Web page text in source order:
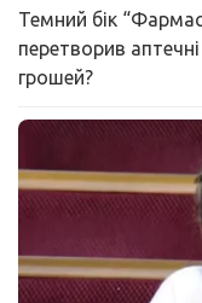
Темний бік
перетворив
грошей?